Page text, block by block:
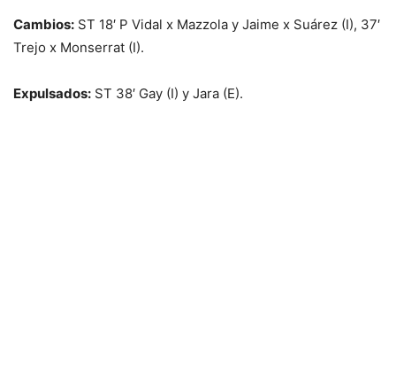
Cambios: ST 18′ P Vidal x Mazzola y Jaime x Suárez (I), 37′
Trejo x Monserrat (I).
Expulsados: ST 38′ Gay (I) y Jara (E).